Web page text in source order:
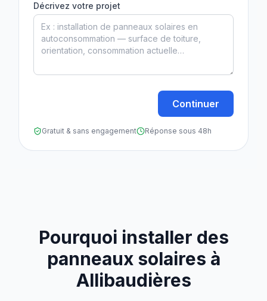
Décrivez votre projet
Continuer
Gratuit & sans engagement Réponse sous 48h
Pourquoi installer des
panneaux solaires à
Allibaudières